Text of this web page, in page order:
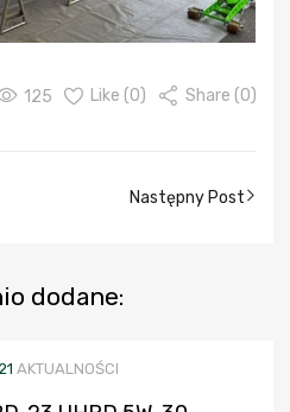
125 Like (0) Share (0)
Następny Post
dodane:
AKTUALNOŚCI